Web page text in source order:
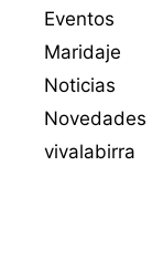
Eventos
Maridaje
Noticias
Novedades
vivalabirra